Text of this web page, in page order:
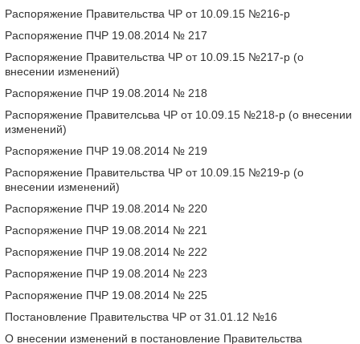
Распоряжение Правительства ЧР от 10.09.15 №216-р
Распоряжение ПЧР 19.08.2014 № 217
Распоряжение Правительства ЧР от 10.09.15 №217-р (о
внесении изменений)
Распоряжение ПЧР 19.08.2014 № 218
Распоряжение Правителсьва ЧР от 10.09.15 №218-р (о внесении
изменений)
Распоряжение ПЧР 19.08.2014 № 219
Распоряжение Правительства ЧР от 10.09.15 №219-р (о
внесении изменений)
Распоряжение ПЧР 19.08.2014 № 220
Распоряжение ПЧР 19.08.2014 № 221
Распоряжение ПЧР 19.08.2014 № 222
Распоряжение ПЧР 19.08.2014 № 223
Распоряжение ПЧР 19.08.2014 № 225
Постановление Правительства ЧР от 31.01.12 №16
О внесении изменений в постановление Правительства